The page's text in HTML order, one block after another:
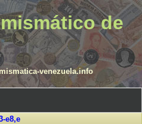
de
venezuela.info
e8,e